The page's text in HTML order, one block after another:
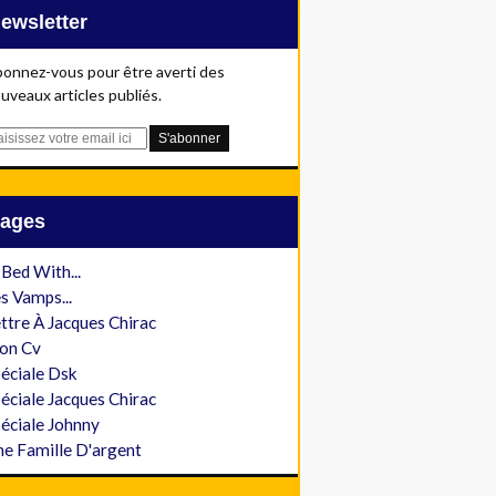
Newsletter
vous pour être averti des
articles publiés.
Pages
With...
Vamps...
À Jacques Chirac
Cv
Dsk
Jacques Chirac
Johnny
Famille D'argent